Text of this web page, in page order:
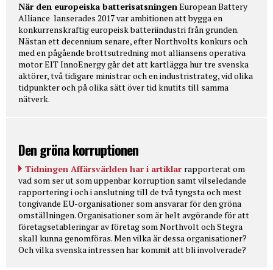
När den europeiska batterisatsningenEuropean Battery
Alliance lanserades 2017 var ambitionen att bygga en
konkurrenskraftig europeisk batteriindustri från grunden.
Nästan ett decennium senare, efter Northvolts konkurs och
med en pågående brottsutredning mot alliansens operativa
motor EIT InnoEnergy går det att kartlägga hur tre svenska
aktörer, två tidigare ministrar och en industristrateg, vid olika
tidpunkter och på olika sätt över tid knutits till samma
nätverk.
Den gröna korruptionen
Tidningen Affärsvärlden har i artiklar rapporterat om
vad som ser ut som uppenbar korruption samt vilseledande
rapportering i och i anslutning till de två tyngsta och mest
tongivande EU-organisationer som ansvarar för den gröna
omställningen. Organisationer som är helt avgörande för att
företagsetableringar av företag som Northvolt och Stegra
skall kunna genomföras. Men vilka är dessa organisationer?
Och vilka svenska intressen har kommit att bli involverade?